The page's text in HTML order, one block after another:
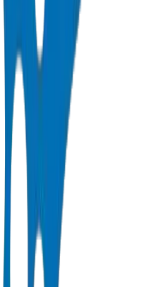
UPVC
les systèmes UPVC de
des
pour votre débit et vos